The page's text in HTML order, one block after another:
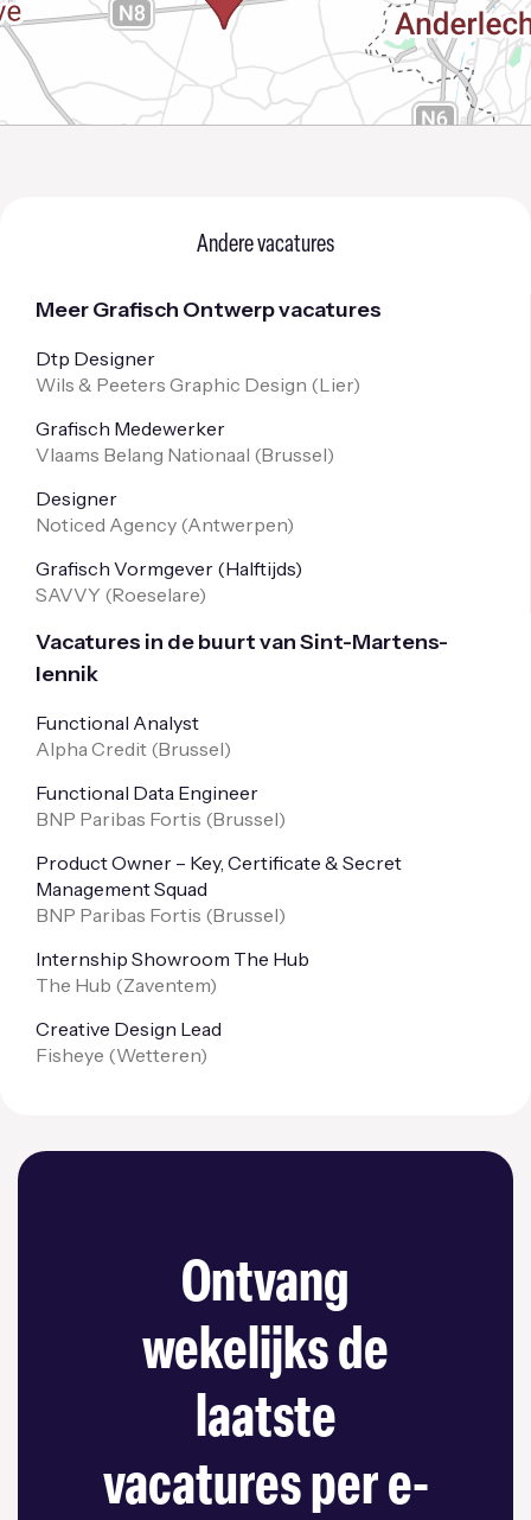
Andere vacatures
Meer Grafisch Ontwerp vacatures
Dtp Designer
Wils & Peeters Graphic Design (Lier)
Grafisch Medewerker
Vlaams Belang Nationaal (Brussel)
Designer
Noticed Agency (Antwerpen)
Grafisch Vormgever (Halftijds)
SAVVY (Roeselare)
Vacatures in de buurt van Sint-Martens-
lennik
Functional Analyst
Alpha Credit (Brussel)
Functional Data Engineer
BNP Paribas Fortis (Brussel)
Product Owner – Key, Certificate & Secret
Management Squad
BNP Paribas Fortis (Brussel)
Internship Showroom The Hub
The Hub (Zaventem)
Creative Design Lead
Fisheye (Wetteren)
Ontvang
wekelijks de
laatste
vacatures per e-